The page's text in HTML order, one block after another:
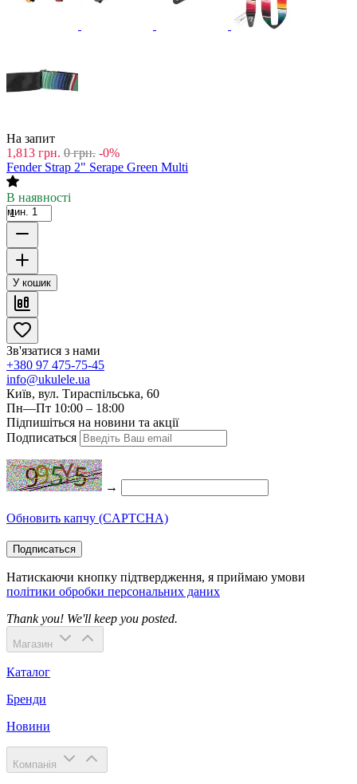
На запит
1,813 грн. 0 грн. -0%
Fender Strap 2" Serape Green Multi
В наявності
мин. 1
У кошик
Зв'язатися з нами
+380 97 475-75-45
info@ukulele.ua
Київ, вул. Тираспільська, 60
Пн—Пт 10:00 – 18:00
Підпишіться на новини та акції
Подписаться
→
Обновить капчу (CAPTCHA)
Подписаться
Натискаючи кнопку підтвердження, я приймаю умови
політики обробки персональних даних
Thank you! We'll keep you posted.
Магазин
Каталог
Бренди
Новини
Компанія